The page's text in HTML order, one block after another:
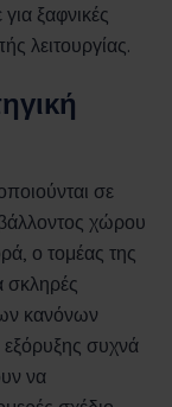
ξαφνικές
λειτουργίας.
σε
χώρου
ο τομέας της
σκληρές
κανόνων
εξόρυξης συχνά
να